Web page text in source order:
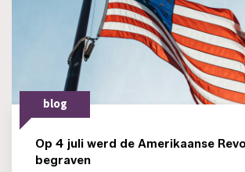
blog
Op 4 juli werd de Amerikaanse
begraven